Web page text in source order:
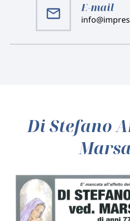
E-mail
Di Stefano